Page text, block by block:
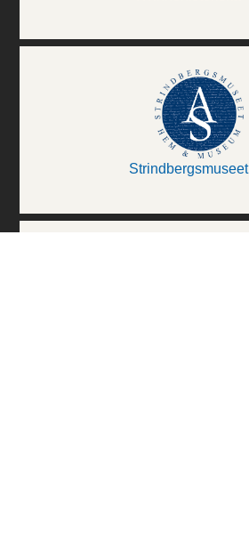
Strindbergsmuseet